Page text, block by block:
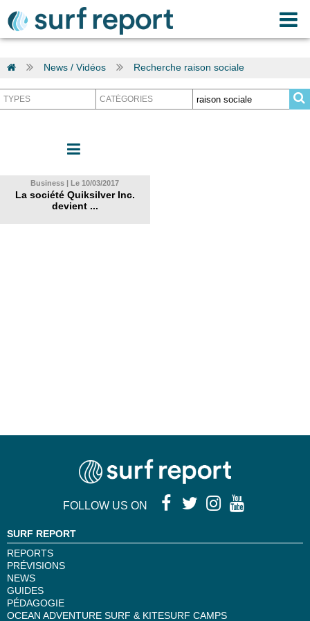
News / Vidéos Recherche raison sociale
Business | Le 10/03/2017
La société Quiksilver Inc.
devient ...
FOLLOW US ON
SURF REPORT
REPORTS
PRÉVISIONS
NEWS
GUIDES
PÉDAGOGIE
OCEAN ADVENTURE SURF & KITESURF CAMPS